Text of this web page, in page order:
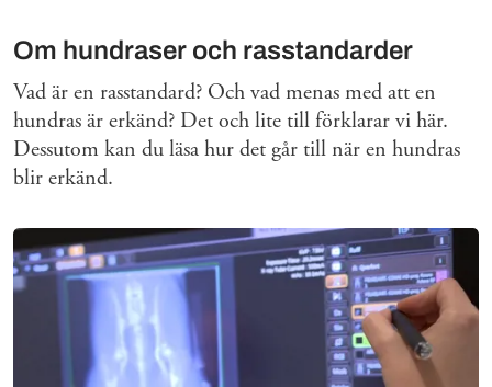
Om hundraser och rasstandarder
Vad är en rasstandard? Och vad menas med att en
hundras är erkänd? Det och lite till förklarar vi här.
Dessutom kan du läsa hur det går till när en hundras
blir erkänd.